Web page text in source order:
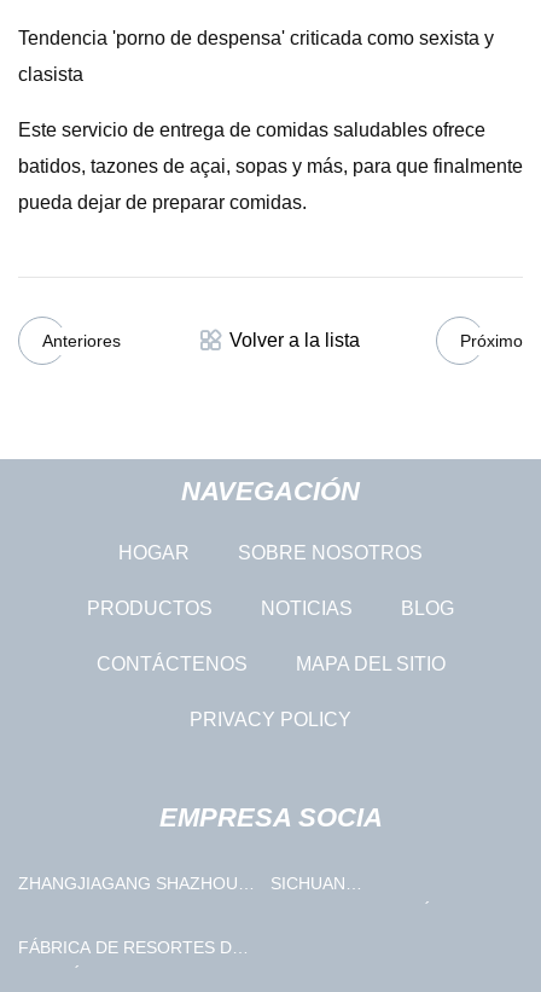
Tendencia 'porno de despensa' criticada como sexista y
clasista
Este servicio de entrega de comidas saludables ofrece
batidos, tazones de açai, sopas y más, para que finalmente
pueda dejar de preparar comidas.
Anteriores Volver a la lista Próximo
NAVEGACIÓN
HOGAR SOBRE NOSOTROS
PRODUCTOS NOTICIAS BLOG
CONTÁCTENOS MAPA DEL SITIO
PRIVACY POLICY
EMPRESA SOCIA
ZHANGJIAGANG SHAZHOU
FABRICACIÓN CO., LTD
SICHUAN
FÁBRICA DE RESORTES DE